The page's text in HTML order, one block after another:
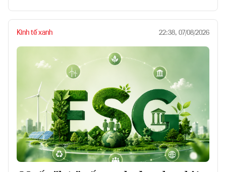
Kinh tế xanh 22:38, 07/08/2026